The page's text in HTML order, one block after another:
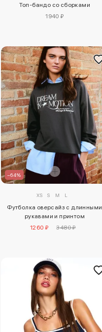
Топ-бандо со сборками
1940 ₽
–64%
XS S M L
Футболка оверсайз с длинными
рукавами и принтом
1260 ₽
3480 ₽